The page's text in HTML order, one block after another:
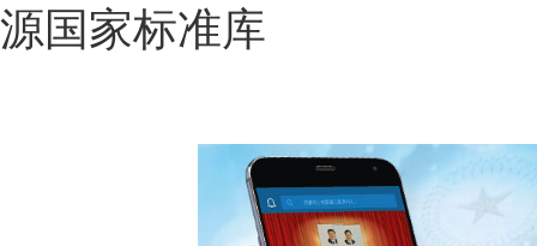
源国家标准库